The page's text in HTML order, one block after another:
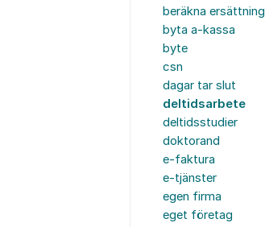
beräkna ersättning
byta a-kassa
byte
csn
dagar tar slut
deltidsarbete
deltidsstudier
doktorand
e-faktura
e-tjänster
egen firma
eget företag